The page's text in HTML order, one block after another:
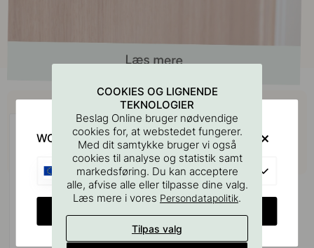
Køb sammen med
COOKIES OG LIGNENDE
TEKNOLOGIER
Beslag Online bruger nødvendige
cookies for, at webstedet fungerer.
Med dit samtykke bruger vi også
cookies til analyse og statistik samt
markedsføring. Du kan acceptere
alle, afvise alle eller tilpasse dine valg.
Læs mere i vores Persondatapolitik.
Tilpas valg
WOULD YOU RATHER VISIT?
EU